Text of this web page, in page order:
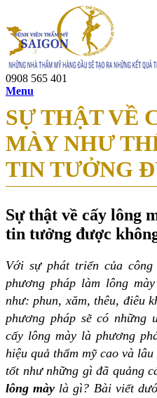
0908 565 401
Menu
SỰ THẬT VỀ
MÀY NHƯ
TIN TƯỞNG
Sự thật về cấy lông
tin tưởng được
Với sự phát triển của
phương pháp làm lông
như: phun, xăm, thêu, điêu
phương pháp sẽ có những
cấy lông mày là phương
hiệu quả thẩm mỹ cao và
tốt như những gì đã quảng
lông mày là gì? Bài viết